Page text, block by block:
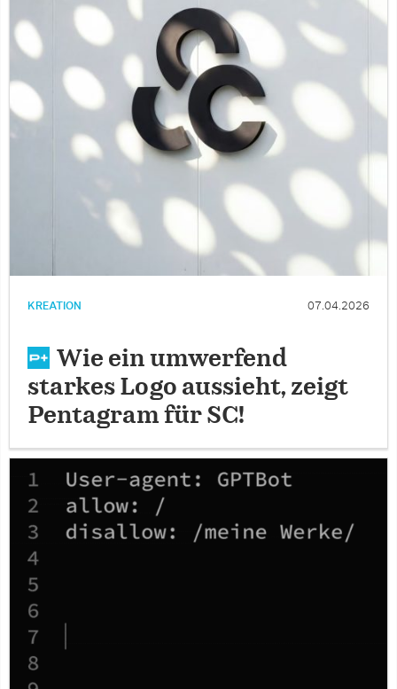
KREATION 07.04.2026
Wie ein umwerfend
starkes Logo aussieht, zeigt
Pentagram für SC!